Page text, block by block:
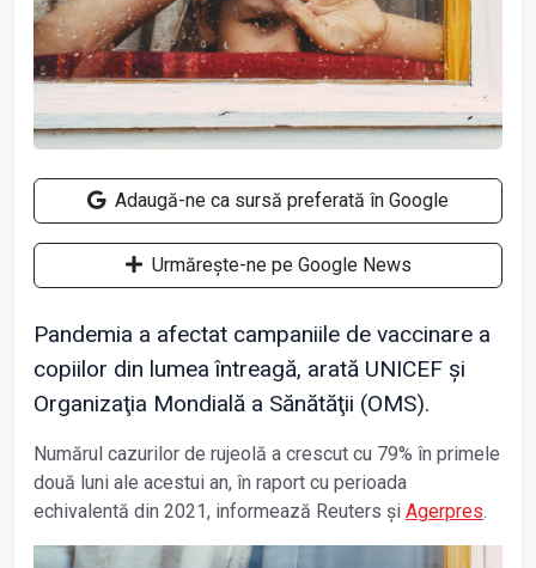
Adaugă-ne ca sursă preferată în Google
Urmărește-ne pe Google News
Pandemia a afectat campaniile de vaccinare a
copiilor din lumea întreagă, arată UNICEF şi
Organizaţia Mondială a Sănătăţii (OMS).
Numărul cazurilor de rujeolă a crescut cu 79% în primele
două luni ale acestui an, în raport cu perioada
echivalentă din 2021, informează Reuters și Agerpres.